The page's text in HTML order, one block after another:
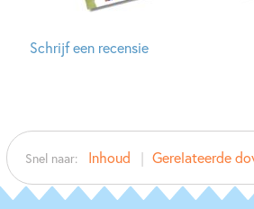
Schrijf een recensie
Snel naar: Inhoud Gerelateerde